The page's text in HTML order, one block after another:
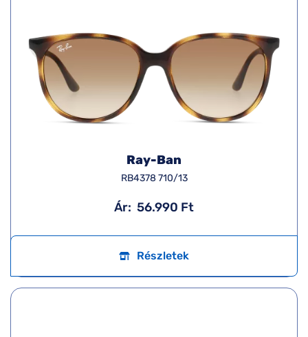
Ray-Ban
RB4378 710/13
Ár: 56.990 Ft
Részletek